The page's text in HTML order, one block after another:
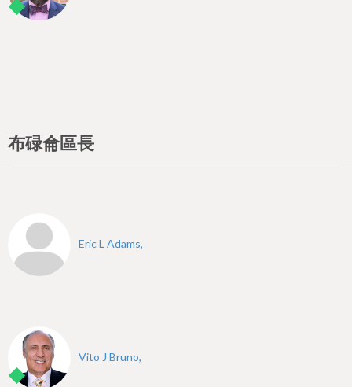
布碌侖區長
Eric L Adams,
Vito J Bruno,